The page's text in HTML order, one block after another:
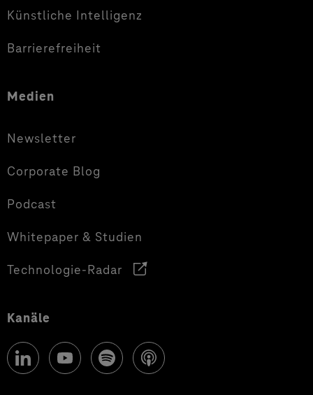
Künstliche Intelligenz
Barrierefreiheit
Medien
Newsletter
Corporate Blog
Podcast
Whitepaper & Studien
Technologie-Radar
Kanäle